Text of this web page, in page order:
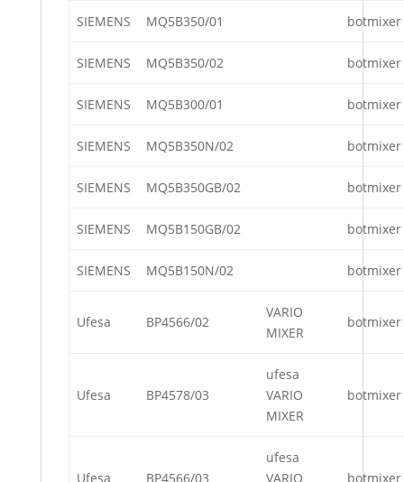
SIEMENS MQ5B350/01 botmixer
SIEMENS MQ5B350/02 botmixer
SIEMENS MQ5B300/01 botmixer
SIEMENS MQ5B350N/02 botmixer
SIEMENS MQ5B350GB/02 botmixer
SIEMENS MQ5B150GB/02 botmixer
SIEMENS MQ5B150N/02 botmixer
Ufesa BP4566/02
VARIO
MIXER
botmixer
Ufesa BP4578/03
ufesa
VARIO
MIXER
botmixer
Ufesa BP4566/03
ufesa
VARIO
botmixer